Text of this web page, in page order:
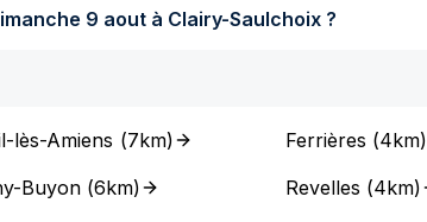
Quel temps fera-t-il dimanche prochain dimanche 9 aout à Clairy-Saulchoix ?
lès-Amiens (7km)
Buyon (6km)
Ferrières (4km)
Revelles (4km)